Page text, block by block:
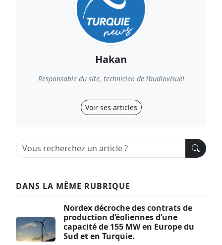
Hakan
Responsable du site, technicien de l’audiovisuel
Voir ses articles
DANS LA MÊME RUBRIQUE
Nordex décroche des contrats de
production d’éoliennes d’une
capacité de 155 MW en Europe du
Sud et en Turquie.